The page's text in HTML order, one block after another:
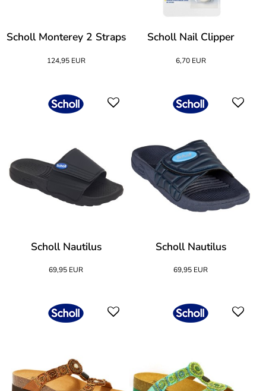
Scholl Monterey 2 Straps
124,95 EUR
Scholl Nail Clipper
6,70 EUR
Scholl Nautilus
69,95 EUR
Scholl Nautilus
69,95 EUR